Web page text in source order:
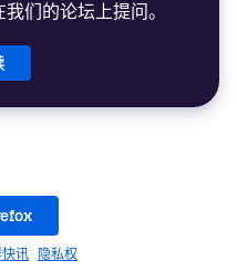
们的论坛上提问。
讯 隐私权